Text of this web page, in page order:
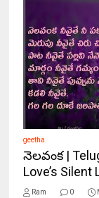
geetha
నెలవంక |
Love’s Silent
Ram 0